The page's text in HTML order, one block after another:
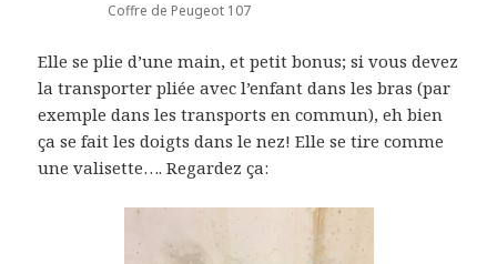
Coffre de Peugeot 107
Elle se plie d’une main, et petit bonus; si vous devez
la transporter pliée avec l’enfant dans les bras (par
exemple dans les transports en commun), eh bien
ça se fait les doigts dans le nez! Elle se tire comme
une valisette…. Regardez ça: